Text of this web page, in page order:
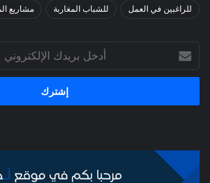
للراغبين في العمل للشباب المغاربة مشاريع
بريدك
الإلكتروني